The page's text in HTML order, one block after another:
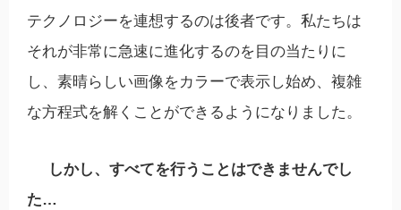
テクノロジーを連想するのは後者です。私たちは
それが非常に急速に進化するのを目の当たりに
し、素晴らしい画像をカラーで表示し始め、複雑
な方程式を解くことができるようになりました。
しかし、すべてを行うことはできませんでし
た…